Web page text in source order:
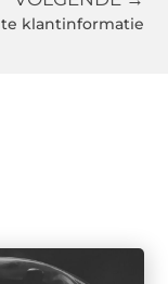
klantinformatie